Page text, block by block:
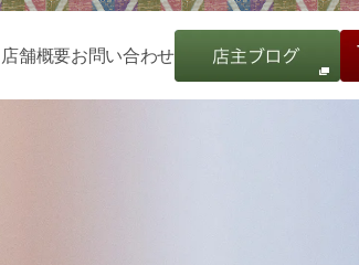
店舗概要お問い合わせ